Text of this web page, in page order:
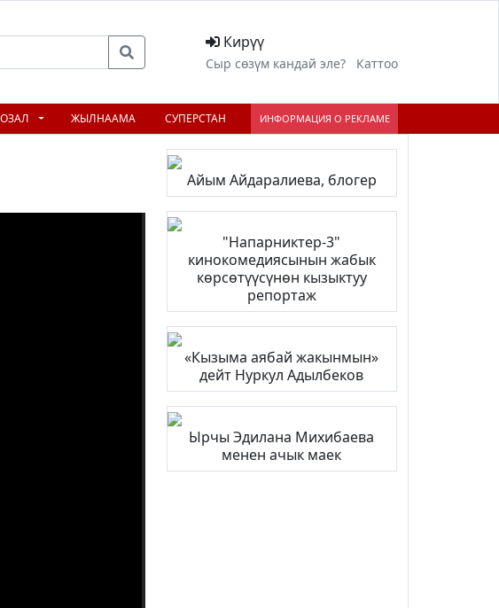
Кирүү
Сыр сөзүм кандай эле? Каттоо
ЖЫЛНААМА СУПЕРСТАН ИНФОРМАЦИЯ О РЕКЛАМЕ
Айым Айдаралиева, блогер
"Напарниктер-3"
кинокомедиясынын жабык
көрсөтүүсүнөн кызыктуу
репортаж
«Кызыма аябай жакынмын»
дейт Нуркул Адылбеков
Ырчы Эдилана Михибаева
менен ачык маек